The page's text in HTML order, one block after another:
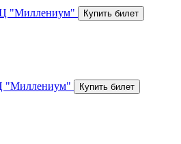
"Миллениум"
"Миллениум"